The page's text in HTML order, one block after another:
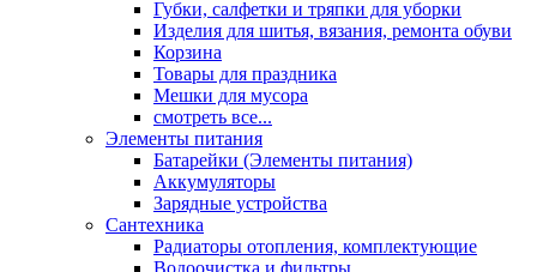
Губки, салфетки и тряпки для уборки
Изделия для шитья, вязания, ремонта обуви
Корзина
Товары для праздника
Мешки для мусора
смотреть все...
Элементы питания
Батарейки (Элементы питания)
Аккумуляторы
Зарядные устройства
Сантехника
Радиаторы отопления, комплектующие
Водоочистка и фильтры